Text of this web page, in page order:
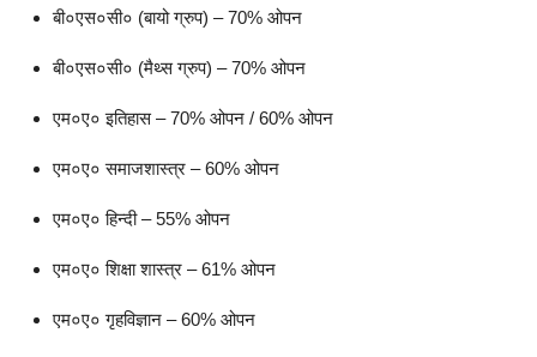
बी०एस०सी० (बायो ग्रुप) – 70% ओपन
बी०एस०सी० (मैथ्स ग्रुप) – 70% ओपन
एम०ए० इतिहास – 70% ओपन / 60% ओपन
एम०ए० समाजशास्त्र – 60% ओपन
एम०ए० हिन्दी – 55% ओपन
एम०ए० शिक्षा शास्त्र – 61% ओपन
एम०ए० गृहविज्ञान – 60% ओपन